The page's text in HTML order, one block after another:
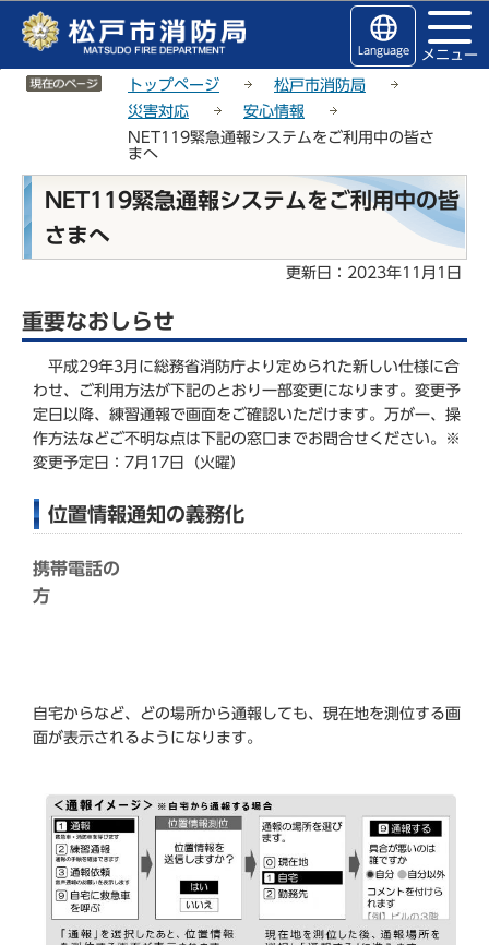
Language メニュー
サイトメニューここまで
トップページ
松戸市消防局
災害対応
安心情報
NET119緊急通報システムをご利用中の皆さ
まへ
本
こ
NET119緊急通報システムをご利用中の皆
さまへ
更新日：2023年11月1日
重要なおしらせ
平成29年3月に総務省消防庁より定められた新しい仕様に合
わせ、ご利用方法が下記のとおり一部変更になります。変更予
定日以降、練習通報で画面をご確認いただけます。万が一、操
作方法などご不明な点は下記の窓口までお問合せください。※
変更予定日：7月17日（火曜）
位置情報通知の義務化
携帯電話の
方
自宅からなど、どの場所から通報しても、現在地を測位する画
面が表示されるようになります。